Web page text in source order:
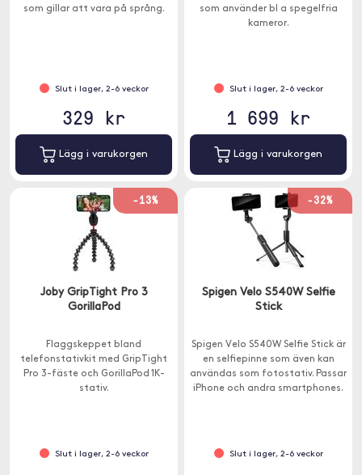
som gillar att vara på språng.
Slut i lager, 2-6 veckor
329 kr
Lägg i varukorgen
som använder bl a spegelfria
kameror.
Slut i lager, 2-6 veckor
1 699 kr
Lägg i varukorgen
-13%
Joby GripTight Pro 3
GorillaPod
Flaggskeppet bland
telefonstativkit med GripTight
Pro 3-fäste och GorillaPod 1K-
stativ.
Slut i lager, 2-6 veckor
-32%
Spigen Velo S540W Selfie
Stick
Spigen Velo S540W Selfie Stick är
en selfiepinne som även kan
användas som fotostativ. Passar
iPhone och andra smartphones.
Slut i lager, 2-6 veckor